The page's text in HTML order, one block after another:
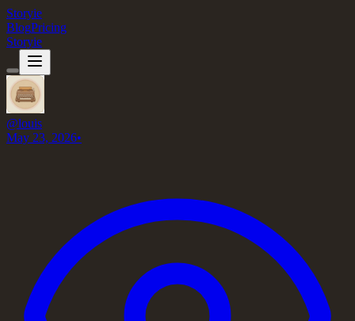
Storyie
BlogPricing
Storyie
@louis
May 23, 2026•